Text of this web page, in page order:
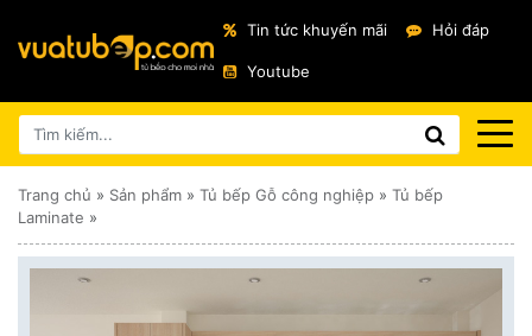
Tin tức khuyến mãi Hỏi đáp
Youtube
Trang chủ » Sản phẩm » Tủ bếp Gỗ công nghiệp » Tủ bếp
Laminate »